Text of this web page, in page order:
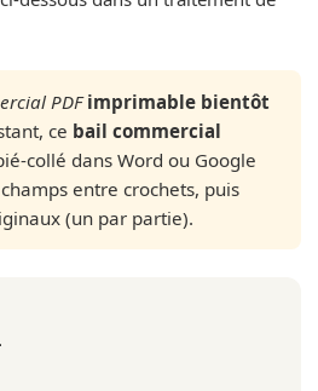
PDFimprimable bientôt
ce bail commercial
collé dans Word ou Google
entre crochets, puis
(un par partie).